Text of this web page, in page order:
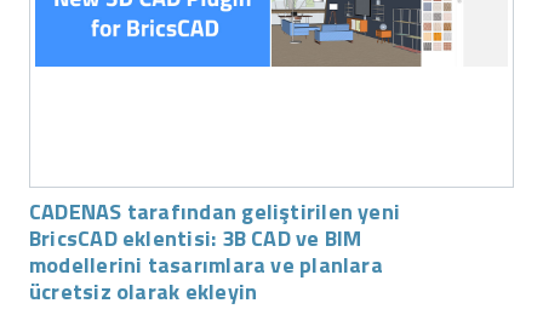
CADENAS tarafından geliştirilen yeni
BricsCAD eklentisi: 3B CAD ve BIM
modellerini tasarımlara ve planlara
ücretsiz olarak ekleyin